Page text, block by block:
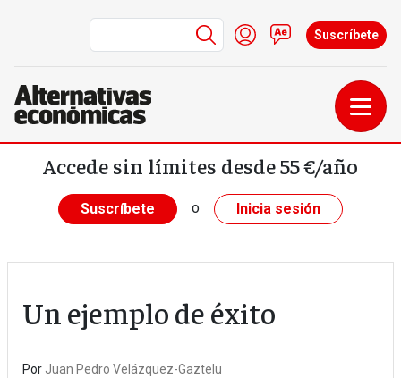
Pasar al contenido principal
Menú de cuenta de
Iniciar sesión
Contacto
Suscríbete
Accede sin límites desde 55 €/año
Suscríbete o Inicia sesión
Un ejemplo de éxito
Por Juan Pedro Velázquez-Gaztelu